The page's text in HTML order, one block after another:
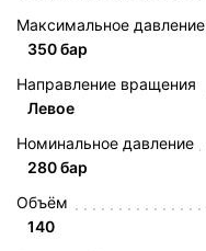
Максимальное давление
350 бар
Направление вращения
Левое
Номинальное давление
280 бар
Объём
140